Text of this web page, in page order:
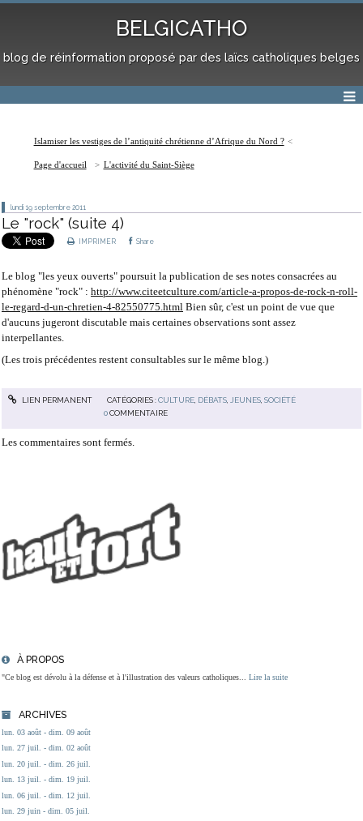
BELGICATHO
blog de réinformation proposé par des laïcs catholiques belges
À PROPOS
"Ce blog est dévolu à la défense et à l'illustration des valeurs catholiques... Lire la suite
ARCHIVES
lun. 03 août - dim. 09 août
lun. 27 juil. - dim. 02 août
lun. 20 juil. - dim. 26 juil.
lun. 13 juil. - dim. 19 juil.
lun. 06 juil. - dim. 12 juil.
lun. 29 juin - dim. 05 juil.
Islamiser les vestiges de l’antiquité chrétienne d’Afrique du Nord ?
Page d'accueil L'activité du Saint-Siège
lundi 19 septembre 2011
Le "rock" (suite 4)
IMPRIMER Share
Le blog "les yeux ouverts" poursuit la publication de ses notes consacrées au
phénomène "rock" : http://www.citeetculture.com/article-a-propos-de-rock-n-roll-
le-regard-d-un-chretien-4-82550775.html Bien sûr, c'est un point de vue que
d'aucuns jugeront discutable mais certaines observations sont assez
interpellantes.
(Les trois précédentes restent consultables sur le même blog.)
LIEN PERMANENT CATÉGORIES :CULTURE, DÉBATS, JEUNES, SOCIÉTÉ
0 COMMENTAIRE
Les commentaires sont fermés.